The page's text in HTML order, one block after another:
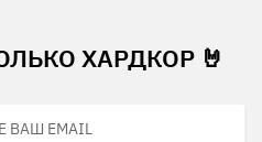
ХАРДКОР 🤘